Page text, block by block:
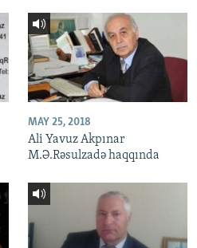
MAY 25, 2018
Ali Yavuz Akpınar
M.Ə.Rəsulzadə haqqında